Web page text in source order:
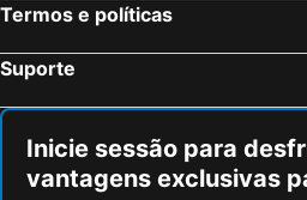
Termos e políticas
Suporte
Inicie sessão para
vantagens exclusivas